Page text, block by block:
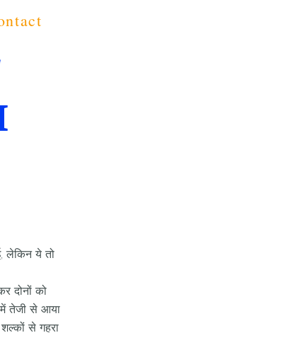
लेकिन ये तो
दोनों को
में तेजी से आया
से गहरा